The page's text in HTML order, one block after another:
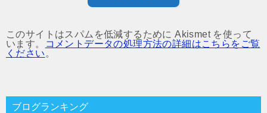
このサイトはスパムを低減するために Akismet を使って
います。
コメントデータの処理方法の詳細はこちらをご覧
ください 。
ブログランキング